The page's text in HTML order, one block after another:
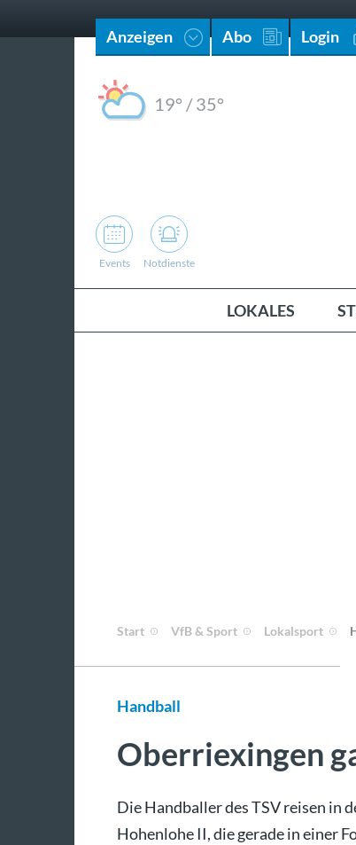
Anzeigen Abo Login
19° /35°
Events Notdienste
LOKALES
Start VfB & Sport Lokalsport
Handball
Oberriexingen
Die Handballer des TSV reisen in
Hohenlohe II, die gerade in einer